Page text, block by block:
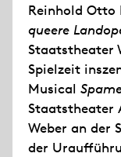
Reinhold
queere
Staatstheater
Spielzeit
Musical
Staatstheater
Weber an der
der